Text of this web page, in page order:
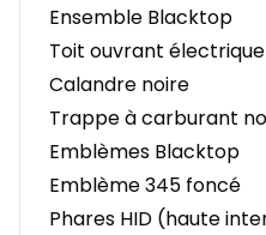
Ensemble Blacktop
Toit ouvrant électrique
Calandre noire
Trappe à carburant
Emblèmes Blacktop
Emblème 345 foncé
Phares HID (haute